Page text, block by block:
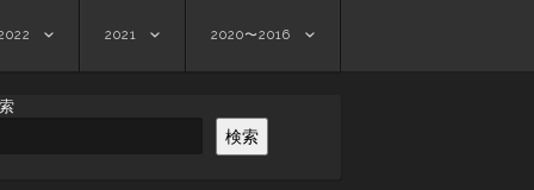
2021 2020〜2016
検索